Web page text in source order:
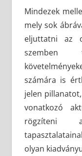
Mindezek
mely sok
eljuttatni az
szemben
számára is
jelen
vonatkozó
rögzíteni
olyan